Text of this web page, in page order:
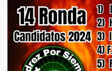
muevas historias de
historia del ajedrez es rica en
alegres, divertidas, heroicas y
este breve artículo vamos a
ajedrecistas. José Raul
campeón mundial